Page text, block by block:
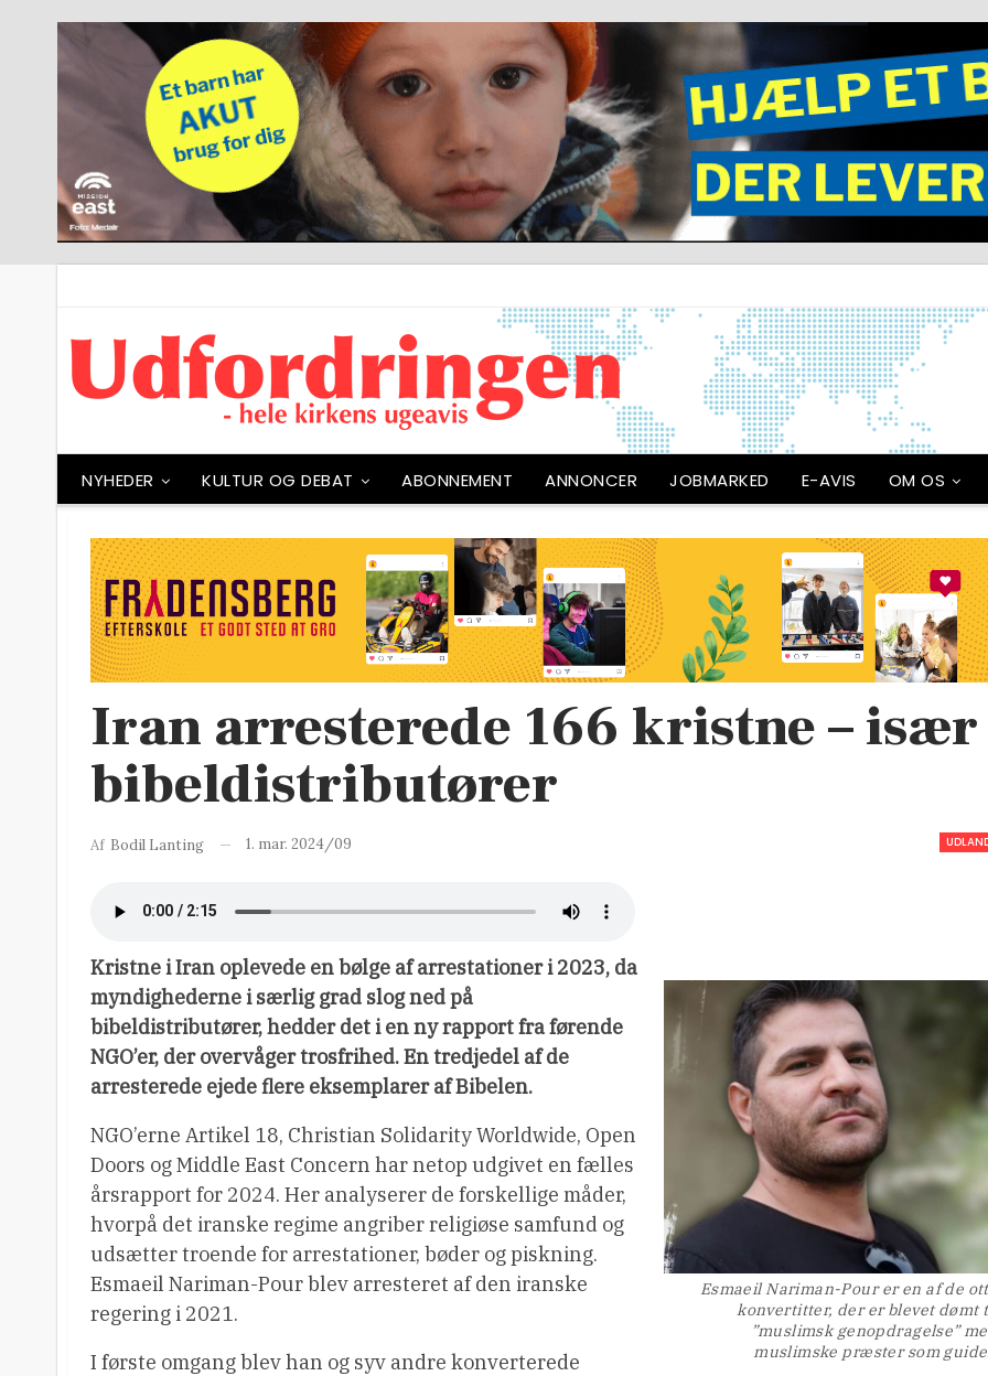
NYHEDER KULTUR OG DEBAT ABONNEMENT ANNONCER JOBMARKED E-AVIS OM OS
Iran arresterede 166 kristne – især
bibeldistributører
Af Bodil Lanting 1. mar. 2024/09
Esmaeil Nariman-Pour er en af de
konvertitter, der er blevet dømt
”muslimsk genopdragelse”
muslimske præster som
Kristne i Iran oplevede en bølge af arrestationer i 2023, da
myndighederne i særlig grad slog ned på
bibeldistributører, hedder det i en ny rapport fra førende
NGO’er, der overvåger trosfrihed. En tredjedel af de
arresterede ejede flere eksemplarer af Bibelen.
NGO’erne Artikel 18, Christian Solidarity Worldwide, Open
Doors og Middle East Concern har netop udgivet en fælles
årsrapport for 2024. Her analyserer de forskellige måder,
hvorpå det iranske regime angriber religiøse samfund og
udsætter troende for arrestationer, bøder og piskning.
Esmaeil Nariman-Pour blev arresteret af den iranske
regering i 2021.
I første omgang blev han og syv andre konverterede